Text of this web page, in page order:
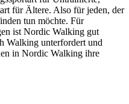
für Ältere. Also für jeden, der
tun möchte. Für
ist Nordic Walking gut
Walking unterfordert und
in Nordic Walking ihre